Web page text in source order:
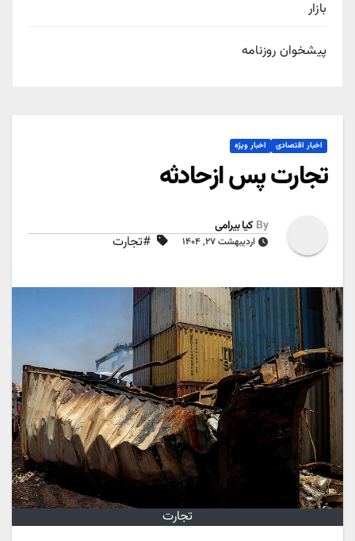
بازار
پیشخوان روزنامه
اخبار اقتصادی اخبار ویژه
تجارت پس ازحادثه
By کیا بیرامی
اردیبهشت ۲۷, ۱۴۰۴ #تجارت
تجارت